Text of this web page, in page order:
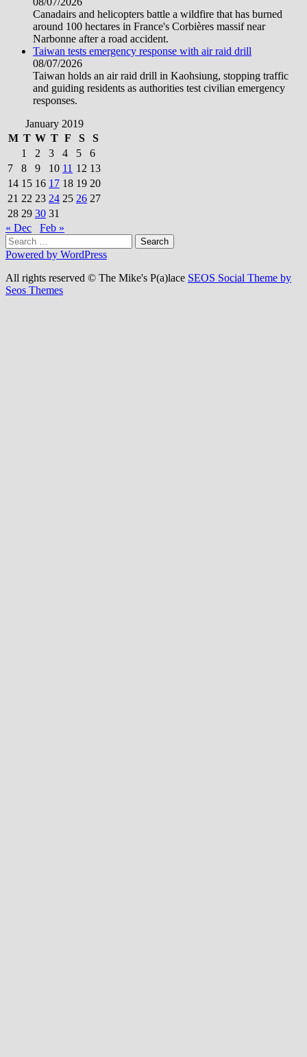
Canadairs and helicopters battle a wildfire that has burned
around 100 hectares in France's Corbières massif near
Narbonne after a road accident.
Taiwan tests emergency response with air raid drill
08/07/2026
Taiwan holds an air raid drill in Kaohsiung, stopping traffic
and guiding residents as authorities test civilian emergency
responses.
January 2019
M T W T F S
S
1
2 3 4 5
6
7
8 9 10 11 12 13
14 15 16 17 18 19 20
21 22 23 24 25 26 27
28 29 30 31
« Dec
Feb »
Search
for:
Powered by WordPress
All rights reserved © The Mike's P(a)lace SEOS Social Theme by
Seos Themes